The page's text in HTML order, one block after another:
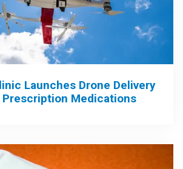
Launches Drone Delivery
Prescription Medications